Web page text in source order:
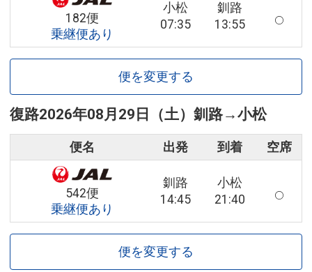
182便
乗継便あり
小松
07:35
釧路
13:55
便を変更する
復路2026年08月29日（土） 釧路→小松
便名 出発 到着 空席
542便
乗継便あり
釧路
14:45
小松
21:40
便を変更する